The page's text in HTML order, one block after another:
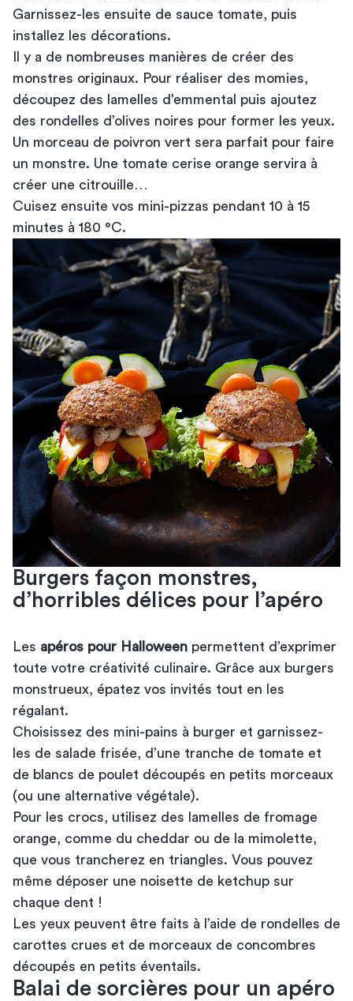
Garnissez-les ensuite de sauce tomate, puis
installez les décorations.
Il y a de nombreuses manières de créer des
monstres originaux. Pour réaliser des momies,
découpez des lamelles d’emmental puis ajoutez
des rondelles d’olives noires pour former les yeux.
Un morceau de poivron vert sera parfait pour faire
un monstre. Une tomate cerise orange servira à
créer une citrouille…
Cuisez ensuite vos mini-pizzas pendant 10 à 15
minutes à 180 °C.
Burgers façon monstres,
d’horribles délices pour l’apéro
Les apéros pour Halloween permettent d’exprimer
toute votre créativité culinaire. Grâce aux burgers
monstrueux, épatez vos invités tout en les
régalant.
Choisissez des mini-pains à burger et garnissez-
les de salade frisée, d’une tranche de tomate et
de blancs de poulet découpés en petits morceaux
(ou une alternative végétale).
Pour les crocs, utilisez des lamelles de fromage
orange, comme du cheddar ou de la mimolette,
que vous trancherez en triangles. Vous pouvez
même déposer une noisette de ketchup sur
chaque dent !
Les yeux peuvent être faits à l’aide de rondelles de
carottes crues et de morceaux de concombres
découpés en petits éventails.
Balai de sorcières pour un apéro